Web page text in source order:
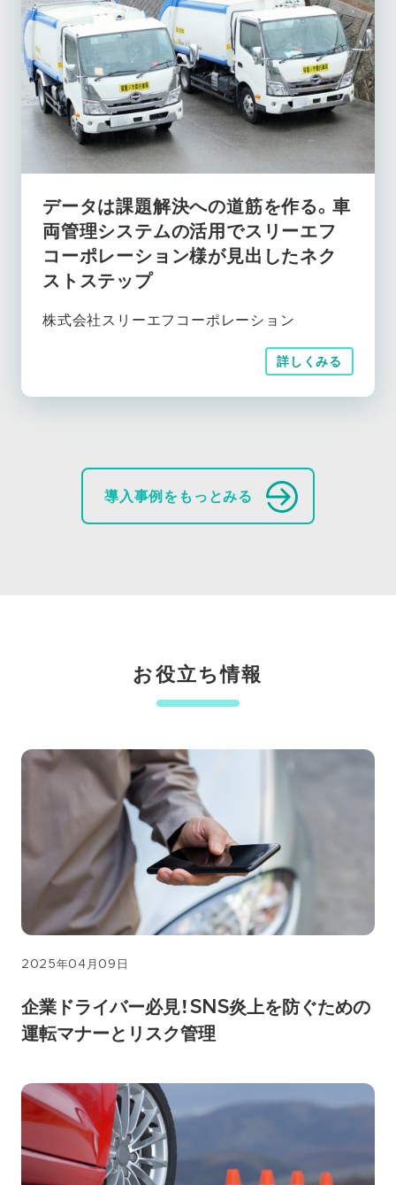
データは課題解決への道筋を作る。車
両管理システムの活用でスリーエフ
コーポレーション様が見出したネク
ストステップ
株式会社スリーエフコーポレーション
詳しくみる
導入事例をもっとみる
お役立ち情報
2025年04月09日
企業ドライバー必見！SNS炎上を防ぐための
運転マナーとリスク管理